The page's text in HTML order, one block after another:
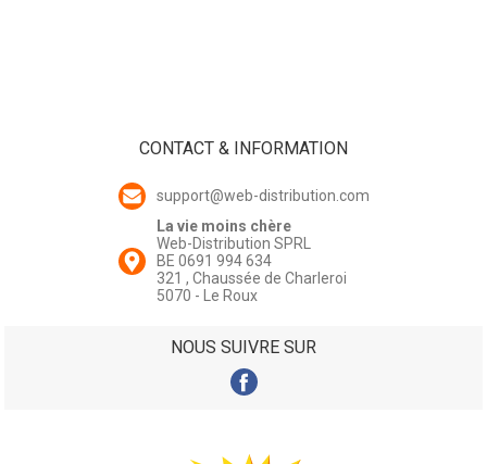
CONTACT & INFORMATION
support@web-distribution.com
La vie moins chère
Web-Distribution SPRL
BE 0691 994 634
321 , Chaussée de Charleroi
5070 - Le Roux
NOUS SUIVRE SUR